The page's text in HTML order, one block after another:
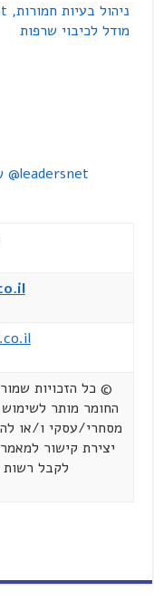
ניהול בעיות חמורות, Critical Incident Management
מודל לכיבוי שרפות
@leadersnet
החומר מותר
מסחרי/עסקי ו/או
יצירת קישור
לקבל